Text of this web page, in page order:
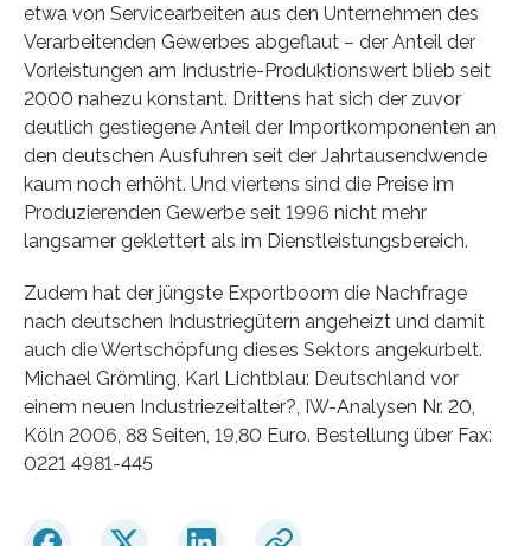
etwa von Servicearbeiten aus den Unternehmen des
Verarbeitenden Gewerbes abgeflaut – der Anteil der
Vorleistungen am Industrie-Produktionswert blieb seit
2000 nahezu konstant. Drittens hat sich der zuvor
deutlich gestiegene Anteil der Importkomponenten an
den deutschen Ausfuhren seit der Jahrtausendwende
kaum noch erhöht. Und viertens sind die Preise im
Produzierenden Gewerbe seit 1996 nicht mehr
langsamer geklettert als im Dienstleistungsbereich.
Zudem hat der jüngste Exportboom die Nachfrage
nach deutschen Industriegütern angeheizt und damit
auch die Wertschöpfung dieses Sektors angekurbelt.
Michael Grömling, Karl Lichtblau: Deutschland vor
einem neuen Industriezeitalter?, IW-Analysen Nr. 20,
Köln 2006, 88 Seiten, 19,80 Euro. Bestellung über Fax:
0221 4981-445